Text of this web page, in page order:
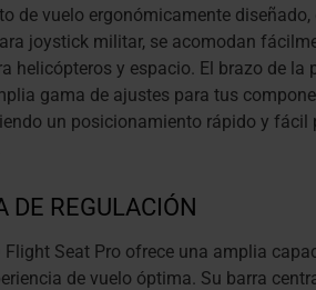
de vuelo ergonómicamente diseñado,
joystick militar, se acomodan
helicópteros y espacio. El brazo de la
gama de ajustes para tus
un posicionamiento rápido y fácil
DE REGULACIÓN
Seat Pro ofrece una amplia
de vuelo óptima. Su barra